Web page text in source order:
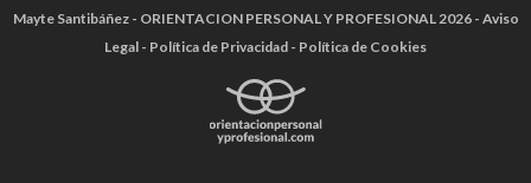
Mayte Santibáñez- ORIENTACION PERSONAL Y PROFESIONAL 2026 - Aviso
Legal - Política de Privacidad - Política de Cookies